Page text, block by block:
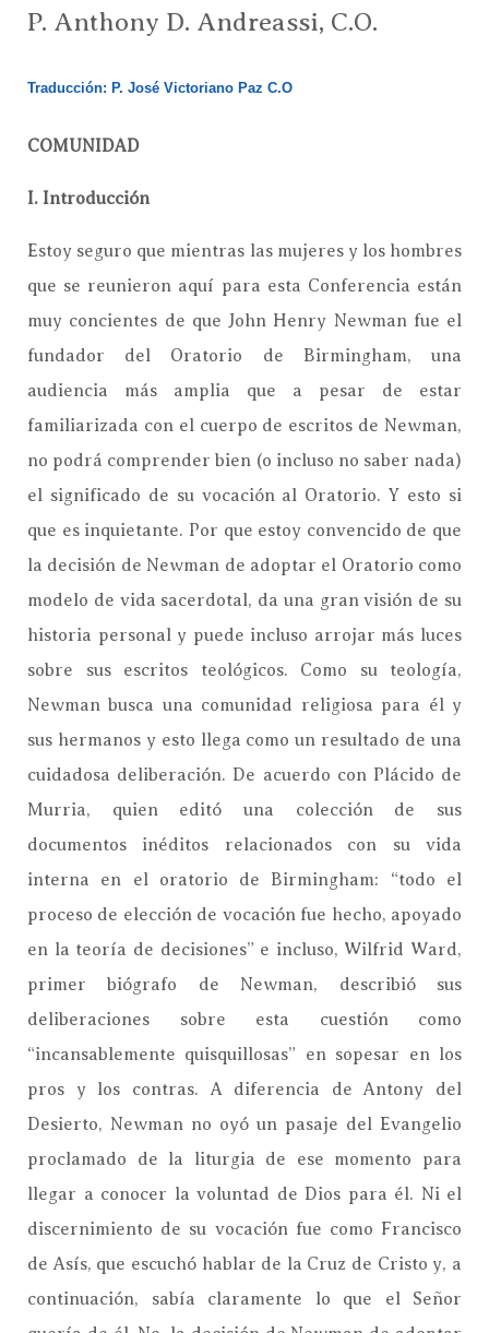
P. Anthony D. Andreassi, C.O.
Traducción: P. José Victoriano Paz C.O
COMUNIDAD
I. Introducción
Estoy seguro que mientras las mujeres y los hombres
que se reunieron aquí para esta Conferencia están
muy concientes de que John Henry Newman fue el
fundador del Oratorio de Birmingham, una
audiencia más amplia que a pesar de estar
familiarizada con el cuerpo de escritos de Newman,
no podrá comprender bien (o incluso no saber nada)
el significado de su vocación al Oratorio. Y esto si
que es inquietante. Por que estoy convencido de que
la decisión de Newman de adoptar el Oratorio como
modelo de vida sacerdotal, da una gran visión de su
historia personal y puede incluso arrojar más luces
sobre sus escritos teológicos. Como su teología,
Newman busca una comunidad religiosa para él y
sus hermanos y esto llega como un resultado de una
cuidadosa deliberación. De acuerdo con Plácido de
Murria, quien editó una colección de sus
documentos inéditos relacionados con su vida
interna en el oratorio de Birmingham: “todo el
proceso de elección de vocación fue hecho, apoyado
en la teoría de decisiones” e incluso, Wilfrid Ward,
primer biógrafo de Newman, describió sus
deliberaciones sobre esta cuestión como
“incansablemente quisquillosas” en sopesar en los
pros y los contras. A diferencia de Antony del
Desierto, Newman no oyó un pasaje del Evangelio
proclamado de la liturgia de ese momento para
llegar a conocer la voluntad de Dios para él. Ni el
discernimiento de su vocación fue como Francisco
de Asís, que escuchó hablar de la Cruz de Cristo y, a
continuación, sabía claramente lo que el Señor